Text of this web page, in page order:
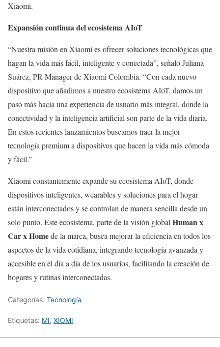
Xiaomi.
Expansión continua del ecosistema AIoT
“Nuestra misión en Xiaomi es ofrecer soluciones tecnológicas que
hagan la vida más fácil, inteligente y conectada”, señaló Juliana
Suárez, PR Manager de Xiaomi Colombia. “Con cada nuevo
dispositivo que añadimos a nuestro ecosistema AIoT, damos un
paso más hacia una experiencia de usuario más integral, donde la
conectividad y la inteligencia artificial son parte de la vida diaria.
En estos recientes lanzamientos buscamos traer la mejor
tecnología premium a dispositivos que hacen la vida más cómoda
y fácil.”
Xiaomi constantemente expande su ecosistema AIoT, donde
dispositivos inteligentes, wearables y soluciones para el hogar
están interconectados y se controlan de manera sencilla desde un
solo punto. Este ecosistema, parte de la visión global Human x
Car x Homede la marca, busca mejorar la eficiencia en todos los
aspectos de la vida cotidiana, integrando tecnología avanzada y
accesible en el día a día de los usuarios, facilitando la creación de
hogares y rutinas interconectadas.
Categorías: Tecnología
Etiquetas: MI, XIOMI